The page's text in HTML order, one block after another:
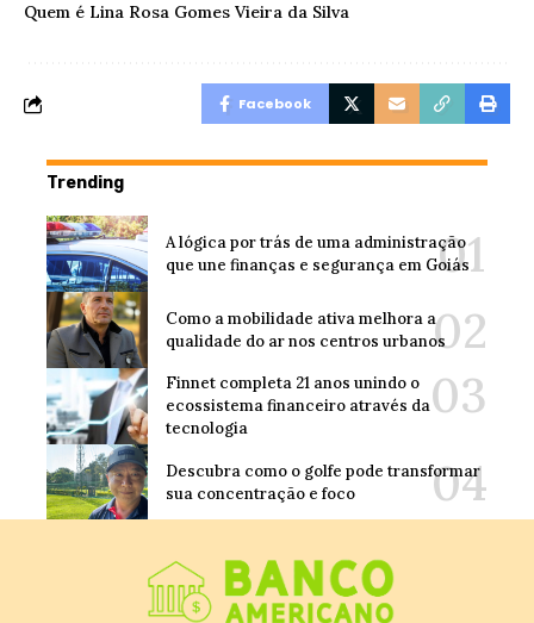
Quem é Lina Rosa Gomes Vieira da Silva
Facebook
Trending
A lógica por trás de uma administração
que une finanças e segurança em Goiás
Como a mobilidade ativa melhora a
qualidade do ar nos centros urbanos
Finnet completa 21 anos unindo o
ecossistema financeiro através da
tecnologia
Descubra como o golfe pode transformar
sua concentração e foco